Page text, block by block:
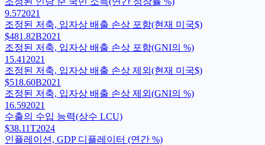
9.572021
조정된 저축, 입자상 배출 손상 포함(현재 미국$)
$481.82B2021
조정된 저축, 입자상 배출 손상 포함(GNI의 %)
15.41 2021
조정된 저축, 입자상 배출 손상 제외(현재 미국$)
$518.60B2021
조정된 저축, 입자상 배출 손상 제외(GNI의 %)
16.592021
수출의 수입 능력(상수 LCU)
$38.11T2024
인플레이션, GDP 디플레이터 (연간 %)